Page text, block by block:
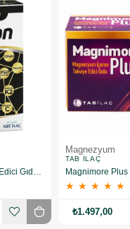
Nbt Life Treon Takviye Edici Gıda 90 Kapsül
Magnezyum
TAB İLAÇ
★ ★ ★ ★ ★
₺1.497,00